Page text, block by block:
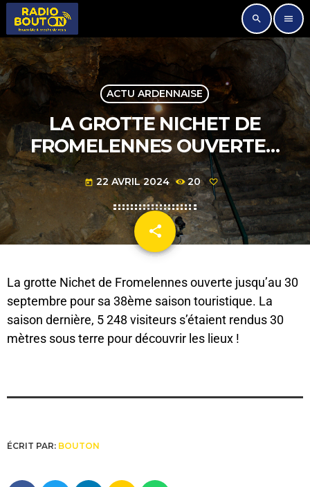
search menu
ACTU ARDENNAISE
LA GROTTE NICHET DE
FROMELENNES OUVERTE…
today 22 AVRIL 2024 20
share
email
La grotte Nichet de Fromelennes ouverte jusqu’au 30
septembre pour sa 38ème saison touristique. La
saison dernière, 5 248 visiteurs s’étaient rendus 30
mètres sous terre pour découvrir les lieux !
ÉCRIT PAR: BOUTON